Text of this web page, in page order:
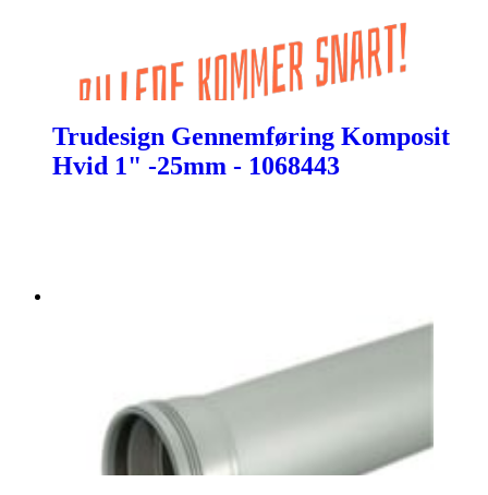
Trudesign Gennemføring Komposit
Hvid 1" -25mm - 1068443